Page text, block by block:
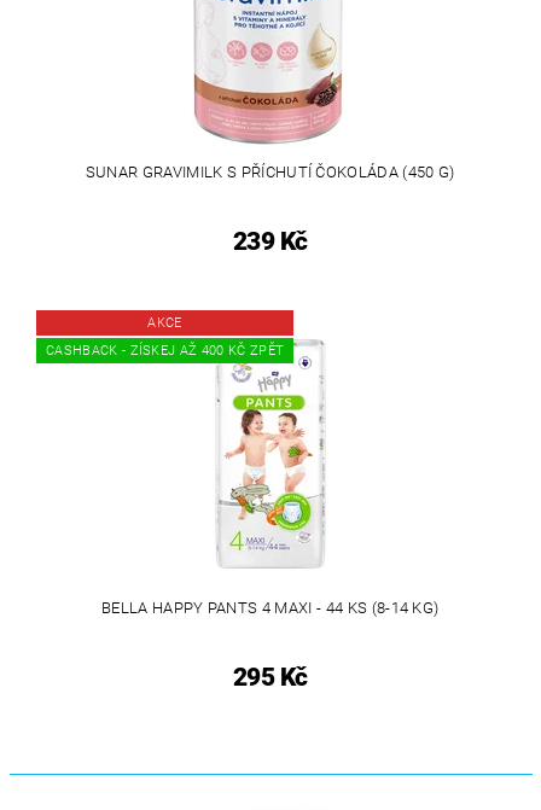
SUNAR GRAVIMILK S PŘÍCHUTÍ ČOKOLÁDA (450 G)
239 Kč
AKCE
CASHBACK - ZÍSKEJ AŽ 400 KČ ZPĚT
BELLA HAPPY PANTS 4 MAXI - 44 KS (8-14 KG)
295 Kč